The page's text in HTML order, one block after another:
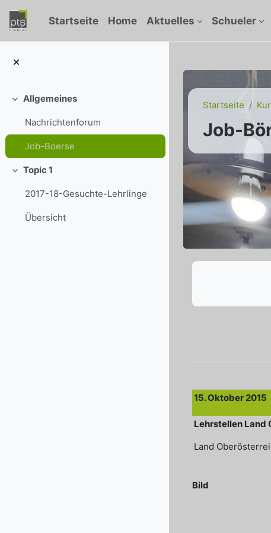
Startseite Home Aktuelles Schueler
Einklappen
Allgemeines
Nachrichtenforum
Job-Boerse
Einklappen
Topic 1
2017-18-Gesuchte-Lehrlinge
Übersicht
Startseite
Job-
15. Oktober 2015
Lehrstellen Land
Land
Bild